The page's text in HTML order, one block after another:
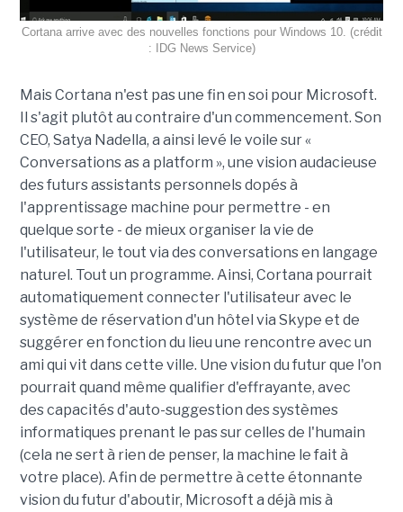
Cortana arrive avec des nouvelles fonctions pour Windows 10. (crédit
: IDG News Service)
Mais Cortana n'est pas une fin en soi pour Microsoft.
Il s'agit plutôt au contraire d'un commencement. Son
CEO, Satya Nadella, a ainsi levé le voile sur «
Conversations as a platform », une vision audacieuse
des futurs assistants personnels dopés à
l'apprentissage machine pour permettre - en
quelque sorte - de mieux organiser la vie de
l'utilisateur, le tout via des conversations en langage
naturel. Tout un programme. Ainsi, Cortana pourrait
automatiquement connecter l'utilisateur avec le
système de réservation d'un hôtel via Skype et de
suggérer en fonction du lieu une rencontre avec un
ami qui vit dans cette ville. Une vision du futur que l'on
pourrait quand même qualifier d'effrayante, avec
des capacités d'auto-suggestion des systèmes
informatiques prenant le pas sur celles de l'humain
(cela ne sert à rien de penser, la machine le fait à
votre place). Afin de permettre à cette étonnante
vision du futur d'aboutir, Microsoft a déjà mis à